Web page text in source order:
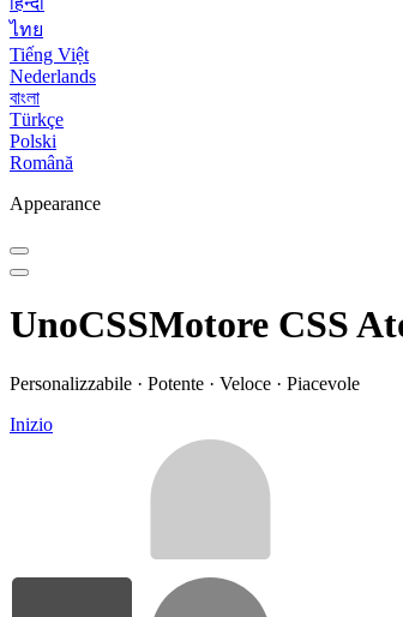
ไทย
Tiếng Việt
Nederlands
বাংলা
Türkçe
Polski
Română
Appearance
UnoCSSMotore CSS
Personalizzabile · Potente · Veloce · Piacevole
Inizio